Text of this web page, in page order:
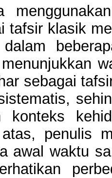
tafsir klasik
sebagai
konteks
penulis
awal waktu